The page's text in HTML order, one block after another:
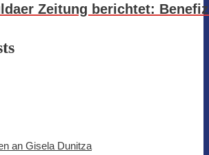
Zeitung berichtet:
an Gisela Dunitza